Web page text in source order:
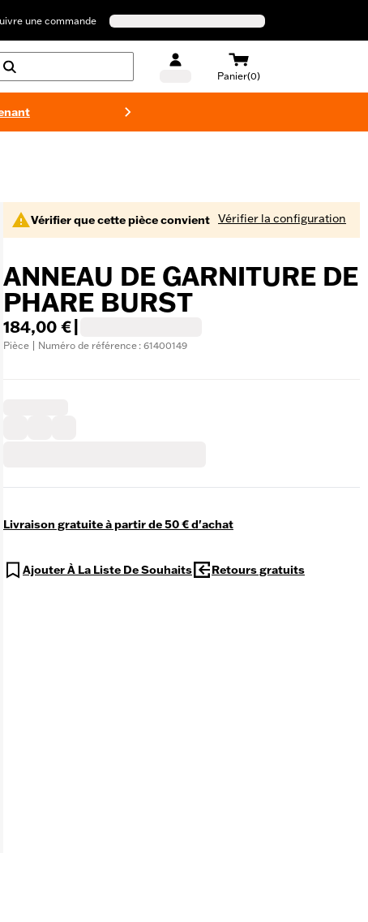
une commande
Panier(0)
Vérifier que cette pièce convient Vérifier la configuration
ANNEAU DE GARNITURE DE
PHARE BURST
184,00 €
Pièce | Numéro de référence : 61400149
Livraison gratuite à partir de 50 € d'achat
Ajouter À La Liste De Souhaits Retours gratuits